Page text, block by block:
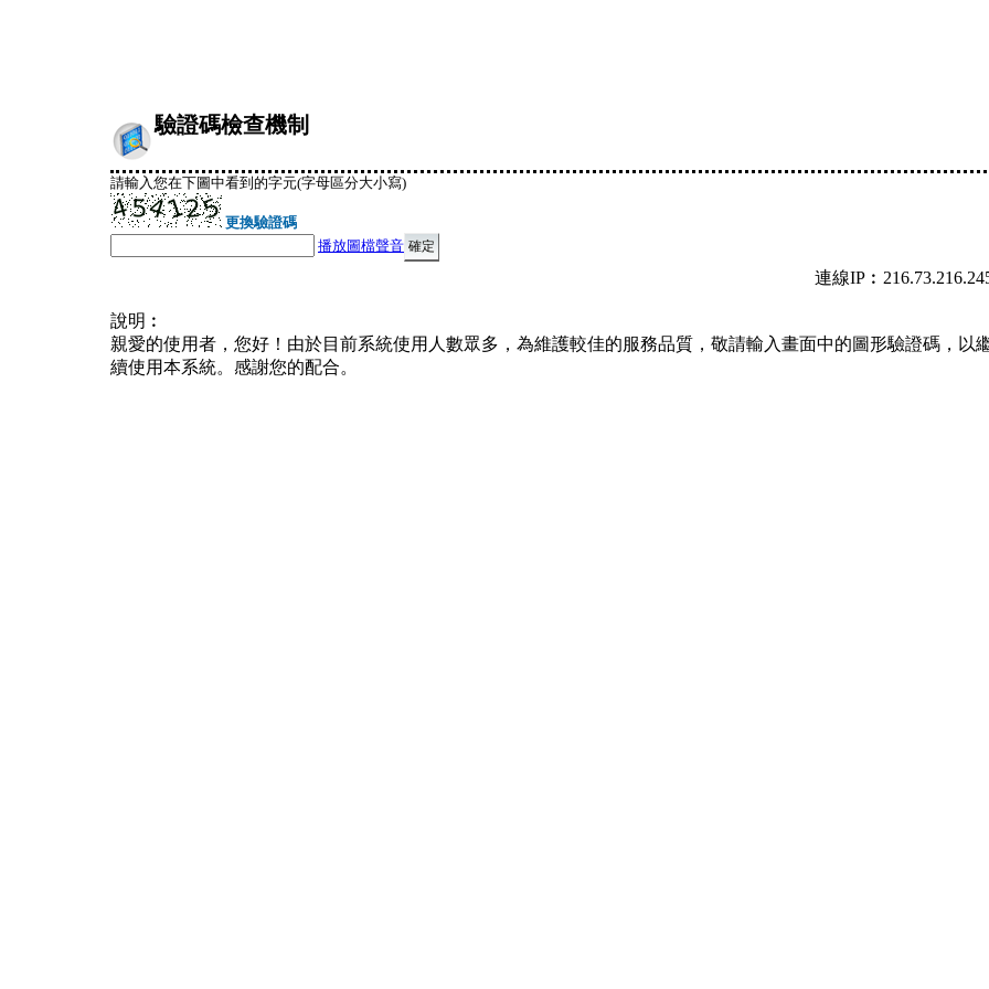
驗證碼檢查機制
請輸入您在下圖中看到的字元(字母區分大小寫)
更換驗證碼
播放圖檔聲音
連線
說明︰
親愛的使用者，您好！由於目前系統使用人數眾多，為維護較佳的服務品質，敬請輸入畫面中的圖形驗證碼，以
續使用本系統。感謝您的配合。